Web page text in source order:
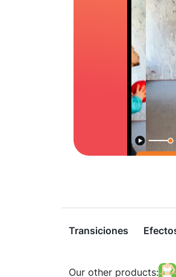
Transiciones
Our other products: